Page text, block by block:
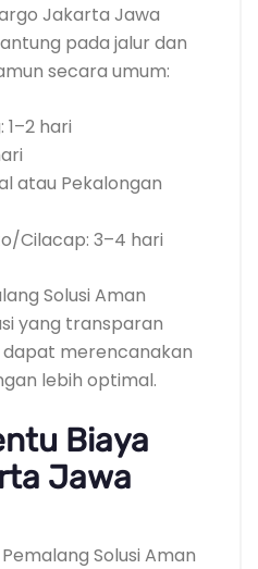
Jakarta Jawa
pada jalur dan
secara umum:
hari
atau Pekalongan
Cilacap: 3–4 hari
Solusi Aman
yang transparan
merencanakan
lebih optimal.
Biaya
Jawa
Solusi Aman